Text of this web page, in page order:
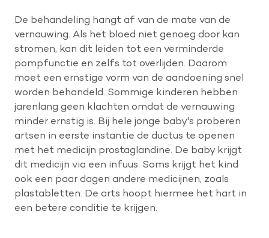
De behandeling hangt af van de mate van de
vernauwing. Als het bloed niet genoeg door kan
stromen, kan dit leiden tot een verminderde
pompfunctie en zelfs tot overlijden. Daarom
moet een ernstige vorm van de aandoening snel
worden behandeld. Sommige kinderen hebben
jarenlang geen klachten omdat de vernauwing
minder ernstig is. Bij hele jonge baby's proberen
artsen in eerste instantie de ductus te openen
met het medicijn prostaglandine. De baby krijgt
dit medicijn via een infuus. Soms krijgt het kind
ook een paar dagen andere medicijnen, zoals
plastabletten. De arts hoopt hiermee het hart in
een betere conditie te krijgen.